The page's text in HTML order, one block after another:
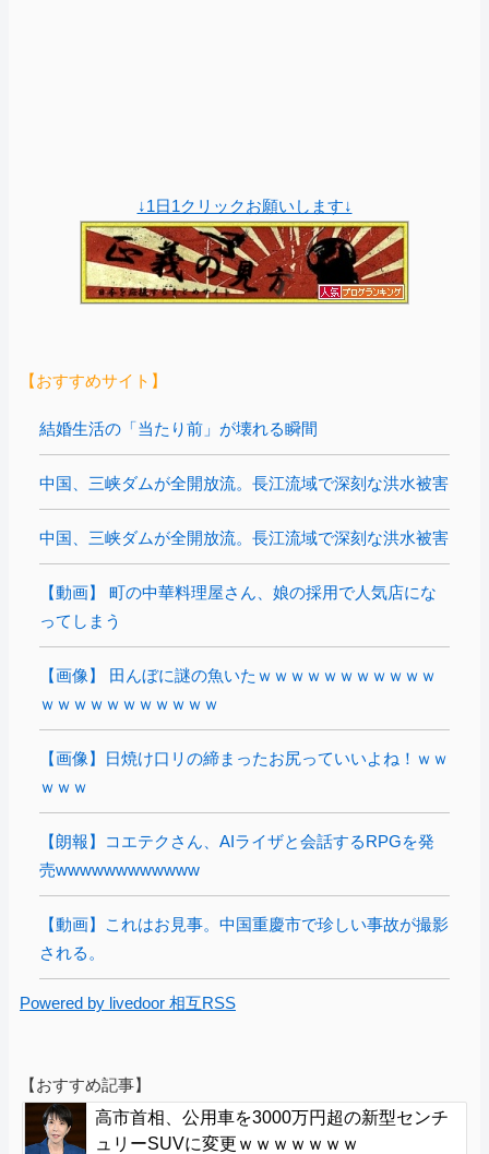
↓1日1クリックお願いします↓
【おすすめサイト】
結婚生活の「当たり前」が壊れる瞬間
中国、三峡ダムが全開放流。長江流域で深刻な洪水被害
中国、三峡ダムが全開放流。長江流域で深刻な洪水被害
【動画】 町の中華料理屋さん、娘の採用で人気店にな
ってしまう
【画像】 田んぼに謎の魚いたｗｗｗｗｗｗｗｗｗｗｗ
ｗｗｗｗｗｗｗｗｗｗｗ
【画像】日焼け口リの締まったお尻っていいよね！ｗｗ
ｗｗｗ
【朗報】コエテクさん、AIライザと会話するRPGを発
売wwwwwwwwwwww
【動画】これはお見事。中国重慶市で珍しい事故が撮影
される。
Powered by livedoor 相互RSS
【おすすめ記事】
高市首相、公用車を3000万円超の新型センチ
ュリーSUVに変更ｗｗｗｗｗｗｗ